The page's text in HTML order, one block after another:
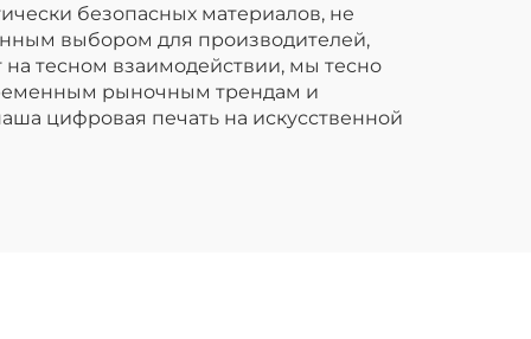
безопасных материалов, не
выбором для производителей,
тесном взаимодействии, мы тесно
рыночным трендам и
цифровая печать на искусственной